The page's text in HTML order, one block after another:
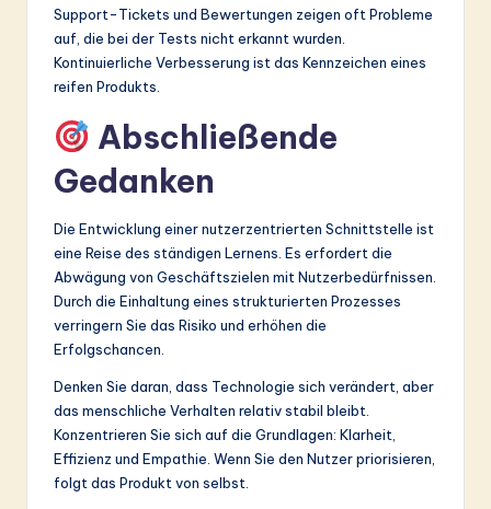
Support-Tickets und Bewertungen zeigen oft Probleme
auf, die bei der Tests nicht erkannt wurden.
Kontinuierliche Verbesserung ist das Kennzeichen eines
reifen Produkts.
Abschließende
Gedanken
Die Entwicklung einer nutzerzentrierten Schnittstelle ist
eine Reise des ständigen Lernens. Es erfordert die
Abwägung von Geschäftszielen mit Nutzerbedürfnissen.
Durch die Einhaltung eines strukturierten Prozesses
verringern Sie das Risiko und erhöhen die
Erfolgschancen.
Denken Sie daran, dass Technologie sich verändert, aber
das menschliche Verhalten relativ stabil bleibt.
Konzentrieren Sie sich auf die Grundlagen: Klarheit,
Effizienz und Empathie. Wenn Sie den Nutzer priorisieren,
folgt das Produkt von selbst.